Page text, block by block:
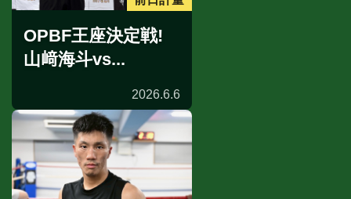
OPBF王座決定戦!
山﨑海斗vs...
2026.6.6